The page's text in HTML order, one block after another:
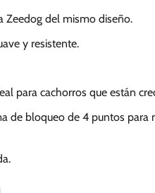
Zeedog del mismo diseño.
y resistente.
para cachorros que están
de bloqueo de 4 puntos para